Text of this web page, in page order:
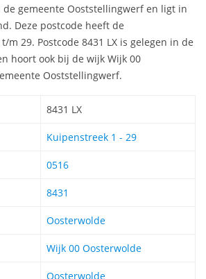
gemeente Ooststellingwerf en ligt in
Deze postcode heeft de
m 29. Postcode 8431 LX is gelegen in de
hoort ook bij de wijk Wijk 00
Ooststellingwerf.
8431 LX
Kuipenstreek 1 - 29
0516
8431
Oosterwolde
Wijk 00 Oosterwolde
Oosterwolde